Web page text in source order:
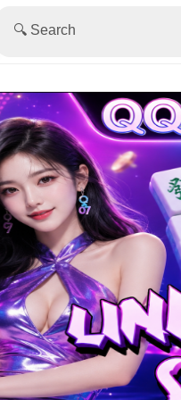
🔍 Search